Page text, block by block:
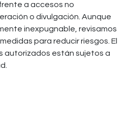
a accesos no
o divulgación. Aunque
inexpugnable, revisamos
para reducir riesgos. El
autorizados están sujetos a